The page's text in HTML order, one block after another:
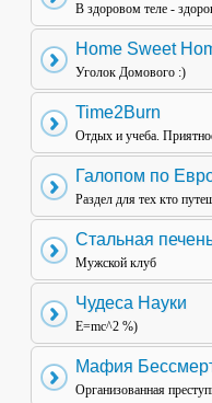
В здоровом теле -
Home Sweet
Уголок Домового :)
Time2Burn
Отдых и учеба.
Галопом по
Раздел для тех кто
Стальная
Мужской клуб
Чудеса Науки
E=mc^2 %)
Мафия
Организованная